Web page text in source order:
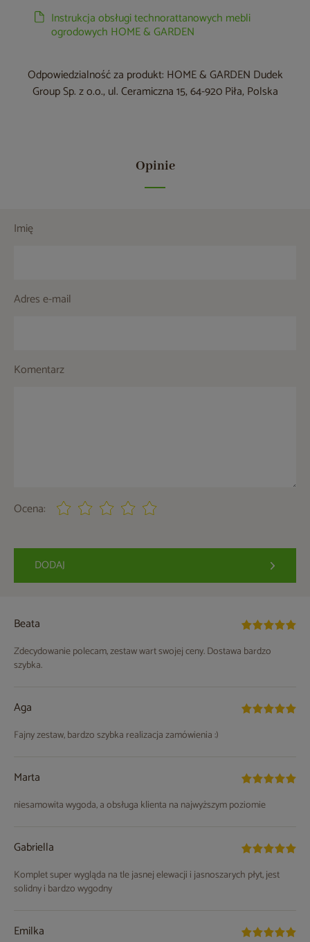
Instrukcja obsługi technorattanowych mebli
ogrodowych HOME & GARDEN
Odpowiedzialność za produkt: HOME & GARDEN Dudek
Group Sp. z o.o., ul. Ceramiczna 15, 64-920 Piła, Polska
Opinie
Imię
Adres e-mail
Komentarz
Ocena:
DODAJ
Beata
Zdecydowanie polecam, zestaw wart swojej ceny. Dostawa bardzo
szybka.
Aga
Fajny zestaw, bardzo szybka realizacja zamówienia :)
Marta
niesamowita wygoda, a obsługa klienta na najwyższym poziomie
Gabriella
Komplet super wygląda na tle jasnej elewacji i jasnoszarych płyt, jest
solidny i bardzo wygodny
Emilka